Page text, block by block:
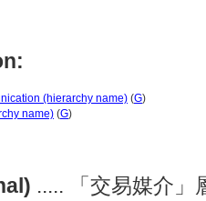
(hierarchy name) (G)
name) (G)
..... 「交易媒介」